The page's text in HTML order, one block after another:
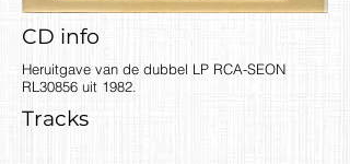
CD info
Heruitgave van de dubbel LP RCA-SEON
RL30856 uit 1982.
Tracks